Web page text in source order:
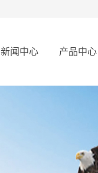
新闻中心 产品中心